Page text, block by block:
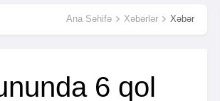
Ana Səhifə Xəbərlər Xəbər
6 qol